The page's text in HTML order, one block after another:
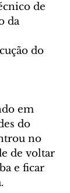
de
da
do
em
do
no
de voltar
e ficar